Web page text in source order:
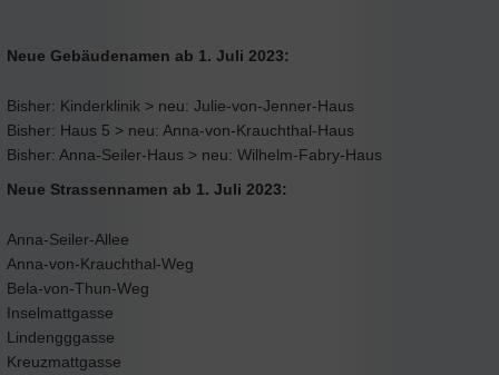
Neue Gebäudenamen ab 1. Juli 2023:
Bisher: Kinderklinik > neu: Julie-von-Jenner-Haus
Bisher: Haus 5 > neu: Anna-von-Krauchthal-Haus
Bisher: Anna-Seiler-Haus > neu: Wilhelm-Fabry-Haus
Neue Strassennamen ab 1. Juli 2023:
Anna-Seiler-Allee
Anna-von-Krauchthal-Weg
Bela-von-Thun-Weg
Inselmattgasse
Lindengggasse
Kreuzmattgasse